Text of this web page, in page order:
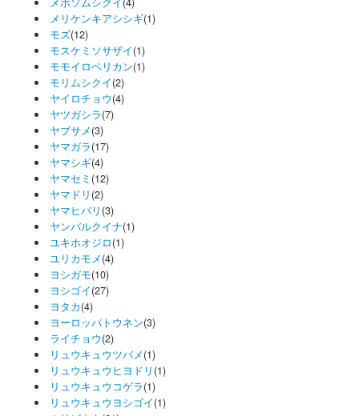
メリケンキアシシギ(1)
モズ(12)
モスケミソサザイ(1)
モモイロペリカン(1)
モリムシクイ(2)
ヤイロチョウ(4)
ヤツガシラ(7)
ヤブサメ(3)
ヤマガラ(17)
ヤマシギ(4)
ヤマセミ (12)
ヤマドリ (2)
ヤマヒバリ (3)
ヤンバルクイナ(1)
ユキホオジロ(1)
ユリカモメ(4)
ヨシガモ(10)
ヨシゴイ(27)
ヨタカ(4)
ヨーロッパトウネン(3)
ライチョウ(2)
リュウキュウツバメ(1)
リュウキュウヒヨドリ (1)
リュウキュウコゲラ(1)
リュウキュウヨシゴイ(1)